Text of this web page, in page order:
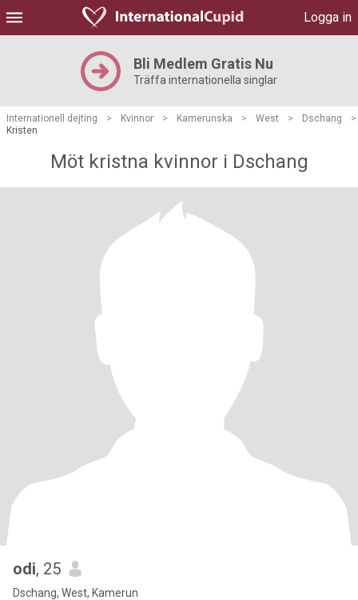
Logga in
Bli Medlem Gratis Nu
Träffa internationella singlar
Internationell dejting > Kvinnor > Kamerunska > West > Dschang
>
Kristen
Möt kristna kvinnor i Dschang
odi, 25
Dschang, West, Kamerun